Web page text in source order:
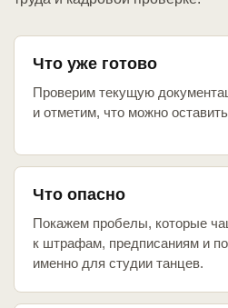
Что уже готово
Проверим текущую
и отметим, что можно
Что опасно
Покажем пробелы, которые
к штрафам, предписаниям и
именно для студии танцев.